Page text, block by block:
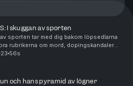
I skuggan av sporten
sporten tar med dig bakom löpsedlarna
rubrikerna om mord, dopingskandaler
Det här är podden om händelserna
56s
och hans pyramid av lögner